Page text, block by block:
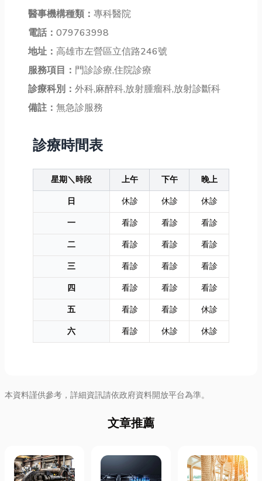
醫事機構種類： 專科醫院
電話： 079763998
地址： 高雄市左營區立信路246號
服務項目： 門診診療,住院診療
診療科別： 外科,麻醉科,放射腫瘤科,放射診斷科
備註： 無急診服務
診療時間表
星期＼時段 上午 下午
晚上
日
休診 休診
休診
一
看診 看診
看診
二
看診 看診
看診
三
看診 看診
看診
四
看診 看診
看診
五
看診 看診
休診
六
看診 休診 休診
本資料謹供參考，詳細資訊請依政府資料開放平台為準。
文章推薦